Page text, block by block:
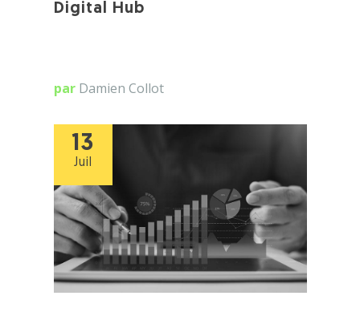
Digital Hub
par Damien Collot
13
Juil